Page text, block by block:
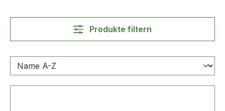
Produkte filtern